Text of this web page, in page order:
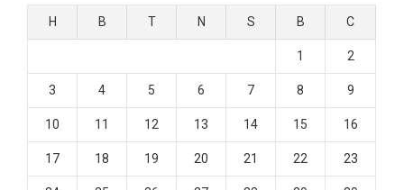
H B T N S B C
1 2
3 4 5 6 7 8 9
10 11 12 13 14 15 16
17 18 19 20 21 22 23